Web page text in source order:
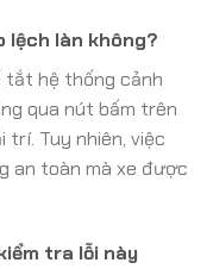
lệch làn không?
tắt hệ thống cảnh
qua nút bấm trên
trí. Tuy nhiên, việc
an toàn mà xe được
tra lỗi này